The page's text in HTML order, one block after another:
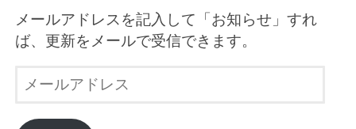
メールアドレスを記入して「お知らせ」すれ
ば、更新をメールで受信できます。
ル